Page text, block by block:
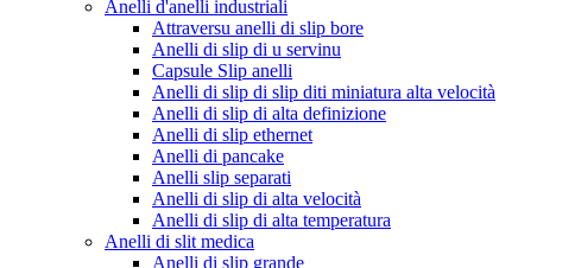
Anelli d'anelli industriali
Attraversu anelli di slip bore
Anelli di slip di u servinu
Capsule Slip anelli
Anelli di slip di slip diti miniatura alta velocità
Anelli di slip di alta definizione
Anelli di slip ethernet
Anelli di pancake
Anelli slip separati
Anelli di slip di alta velocità
Anelli di slip di alta temperatura
Anelli di slit medica
Anelli di slip grande